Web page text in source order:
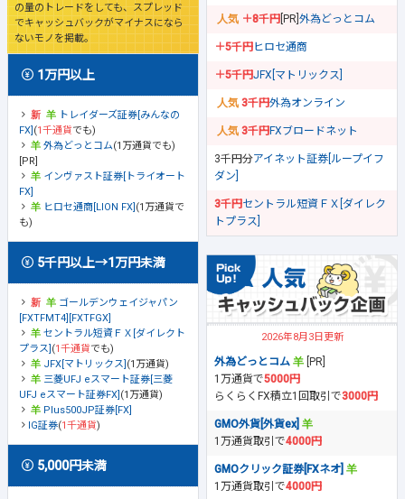
の量のトレードをしても、スプレッド
でキャッシュバックがマイナスになら
ないモノを掲載。
1万円以上
トレイダーズ証券[みんなの
FX] (1千通貨でも)
外為どっとコム(1万通貨でも)
[PR]
インヴァスト証券[トライオート
FX]
ヒロセ通商[LION FX] (1万通貨で
も)
5千円以上→1万円未満
ゴールデンウェイジャパン
[FXTFMT4][FXTFGX]
セントラル短資ＦＸ[ダイレクト
プラス] (1千通貨でも)
JFX[マトリックス] (1万通貨)
三菱UFJ eスマート証券[三菱
UFJ eスマート証券FX] (1万通貨)
Plus500JP証券[FX]
IG証券(1千通貨)
5,000円未満
＋8千円 [PR] 外為どっとコム
＋5千円ヒロセ通商
＋5千円JFX[マトリックス]
3千円外為オンライン
3千円FXブロードネット
3千円分アイネット証券[ループイフ
ダン]
3千円セントラル短資ＦＸ[ダイレク
トプラス]
2026年8月3日更新
外為どっとコム
[PR]
1万通貨で5000円
らくらくFX積立1回取引で3000円
GMO外貨[外貨ex]
1万通貨取引で4000円
GMOクリック証券[FXネオ]
1万通貨取引で4000円